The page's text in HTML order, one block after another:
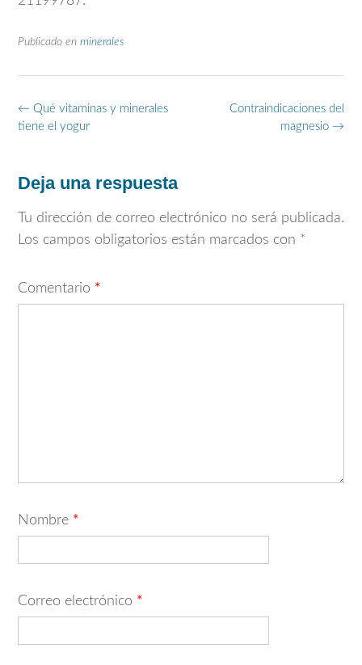
Publicado en minerales
Navegación
de
Contraindicaciones del
magnesio →
← Qué vitaminas y minerales
tiene el yogur
Deja una respuesta
Tu dirección de correo electrónico no será publicada.
Los campos obligatorios están marcados con *
Comentario *
Nombre *
Correo electrónico *